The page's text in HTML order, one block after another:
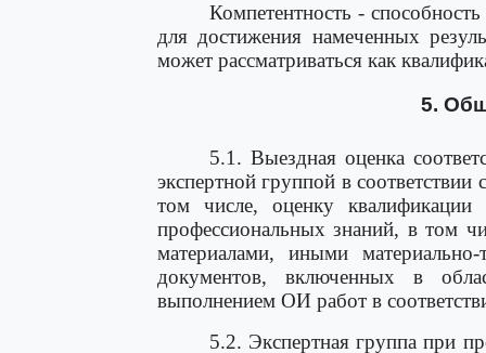
Компетентность -
для достижения намеченных
может рассматриваться как
5.
5.1. Выездная оценка
экспертной группой в
том числе, оценку
профессиональных знаний, в том
материалами, иными
документов, включенных в
выполнением ОИ работ в
5.2. Экспертная группа при